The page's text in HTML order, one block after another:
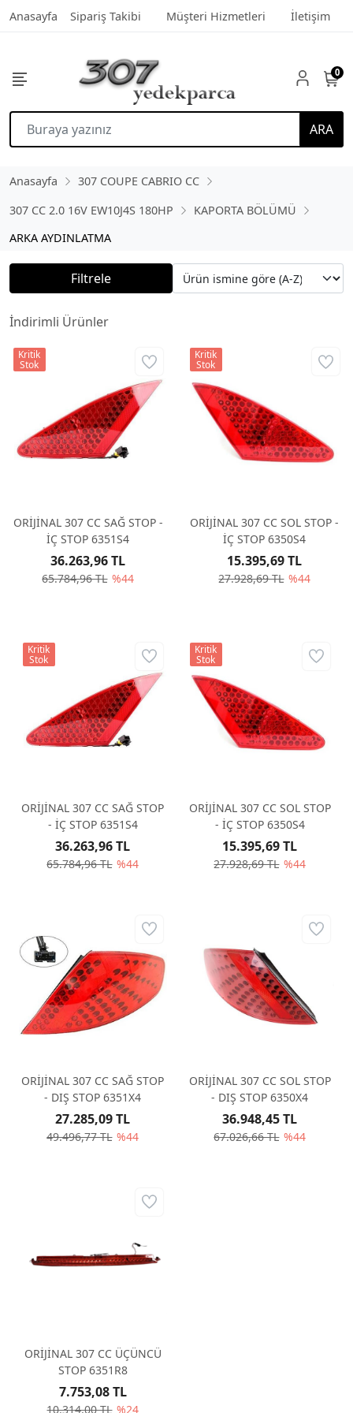
Anasayfa Sipariş Takibi Müşteri Hizmetleri İletişim
ARA
0
Anasayfa
307 COUPE CABRIO CC
307 CC 2.0 16V EW10J4S 180HP
KAPORTA BÖLÜMÜ
ARKA AYDINLATMA
Filtrele
İndirimli Ürünler
ORİJİNAL 307 CC SAĞ STOP -
İÇ STOP 6351S4
65.784,96 TL %44
36.263,96 TL
Kritik
Stok
ORİJİNAL 307 CC SOL STOP -
İÇ STOP 6350S4
27.928,69 TL %44
15.395,69 TL
Kritik
Stok
ORİJİNAL 307 CC SAĞ STOP
- İÇ STOP 6351S4
65.784,96 TL %44
36.263,96 TL
Kritik
Stok
ORİJİNAL 307 CC SOL STOP
- İÇ STOP 6350S4
27.928,69 TL %44
15.395,69 TL
Kritik
Stok
ORİJİNAL 307 CC SAĞ STOP
- DIŞ STOP 6351X4
49.496,77 TL %44
27.285,09 TL
ORİJİNAL 307 CC SOL STOP
- DIŞ STOP 6350X4
67.026,66 TL %44
36.948,45 TL
ORİJİNAL 307 CC ÜÇÜNCÜ
STOP 6351R8
10.314,00 TL %24
7.753,08 TL